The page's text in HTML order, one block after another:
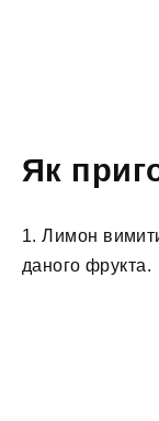
Як
1. Лимон вимити
даного фрукта.